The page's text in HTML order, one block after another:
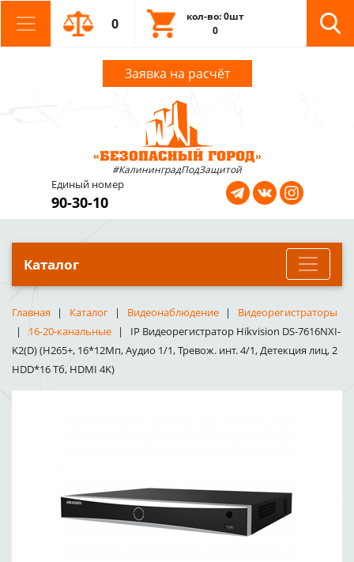
0
кол-во: 0шт
0
Заявка на расчёт
#КалининградПодЗащитой
Единый номер
90-30-10
Каталог
Главная Каталог Видеонаблюдение
Видеорегистраторы
16-20-канальные
IP Видеорегистратор Hikvision DS-7616NXI-
K2(D) (H265+, 16*12Мп, Аудио 1/1, Тревож. инт. 4/1, Детекция лиц, 2
HDD*16 Тб, HDMI 4K)